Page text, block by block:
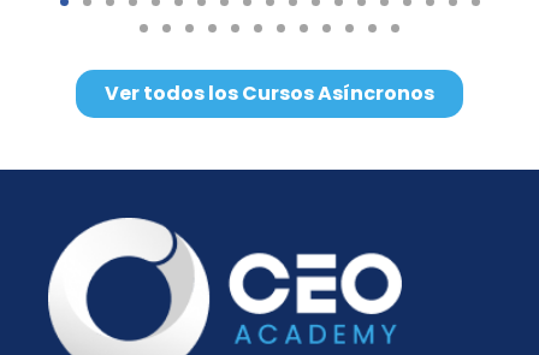
Ver todos los Cursos Asíncronos